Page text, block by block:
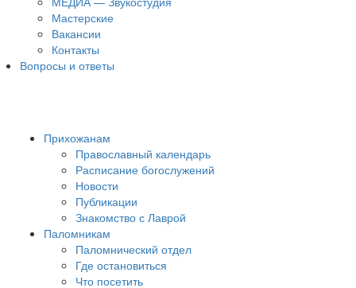
Мастерские
Вакансии
Контакты
Вопросы и ответы
Прихожанам
Православный календарь
Расписание богослужений
Новости
Публикации
Знакомство с Лаврой
Паломникам
Паломнический отдел
Где остановиться
Что посетить